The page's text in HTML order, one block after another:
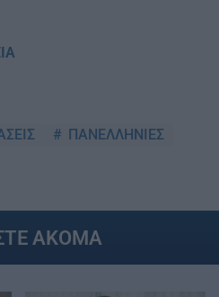
ΠΑΝΕΛΛΗΝΙΕΣ
ΑΚΟΜΑ